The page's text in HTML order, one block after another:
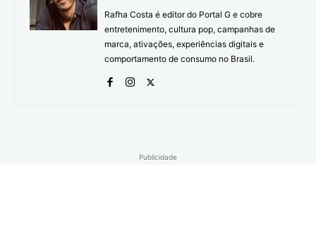
Rafha Costa é editor do Portal G e cobre
entretenimento, cultura pop, campanhas de
marca, ativações, experiências digitais e
comportamento de consumo no Brasil.
Publicidade